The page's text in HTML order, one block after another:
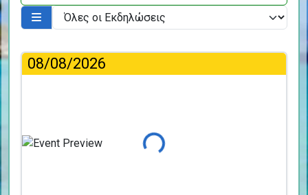
08/08/2026
Φόρτωση...